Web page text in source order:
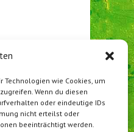
wie Cookies, um
Wenn du diesen
oder eindeutige IDs
nicht erteilst oder
beeinträchtigt werden.